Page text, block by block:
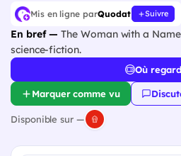
Mis en ligne parQuodat Suivre
En bref — The Woman with a
science-fiction.
Où
Marquer comme vu
Disponible sur —